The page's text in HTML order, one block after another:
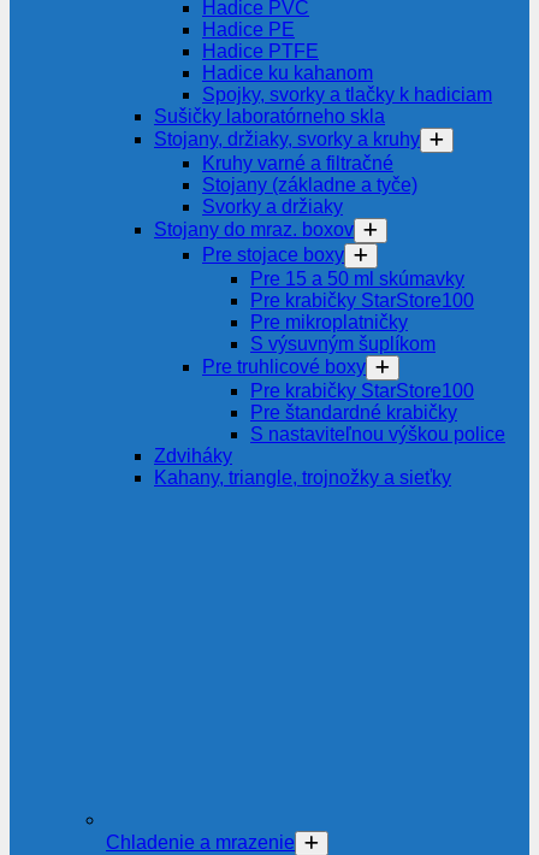
Hadice PVC
Hadice PE
Hadice PTFE
Hadice ku kahanom
Spojky, svorky a tlačky k hadiciam
Sušičky laboratórneho skla
Stojany, držiaky, svorky a kruhy
Kruhy varné a filtračné
Stojany (základne a tyče)
Svorky a držiaky
Stojany do mraz. boxov
Pre stojace boxy
Pre 15 a 50 ml skúmavky
Pre krabičky StarStore100
Pre mikroplatničky
S výsuvným šuplíkom
Pre truhlicové boxy
Pre krabičky StarStore100
Pre štandardné krabičky
S nastaviteľnou výškou police
Zdviháky
Kahany, triangle, trojnožky a sieťky
Chladenie a mrazenie